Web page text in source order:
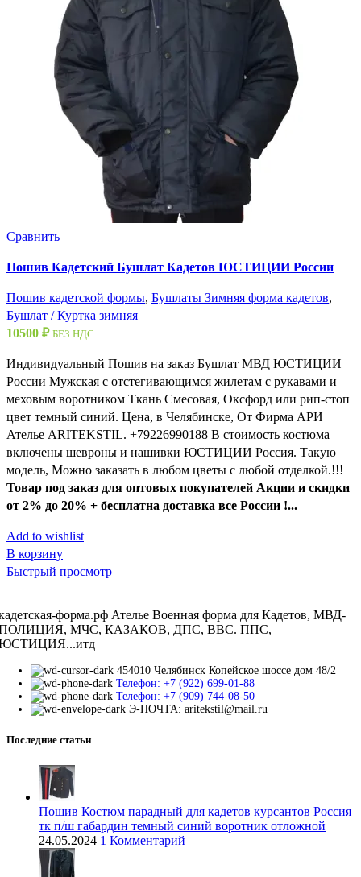
Сравнить
Пошив Кадетский Бушлат Кадетов ЮСТИЦИИ России
Пошив кадетской формы, Бушлаты Зимняя форма кадетов,
Бушлат / Куртка зимняя
10500 ₽ БЕЗ НДС
Индивидуальный Пошив на заказ Бушлат МВД ЮСТИЦИИ
России Мужская с отстегивающимся жилетам с рукавами и
меховым воротником Ткань Смесовая, Оксфорд или рип-стоп
цвет темный синий. Цена, в Челябинске, От Фирма АРИ
Ателье ARITEKSTIL. +79226990188 В стоимость костюма
включены шевроны и нашивки ЮСТИЦИИ Россия. Такую
модель, Mожно заказать в любом цветы с любой отделкой.!!!
Товар под заказ для оптовых покупателей Акции и скидки
от 2% до 20% + бесплатна доставка все России !...
Add to wishlist
В корзину
Быстрый просмотр
форма.рф Ателье Военная форма для Кадетов, МВД-
МЧС, КАЗАКОВ, ДПС, ВВС. ППС,
454010 Челябинск Копейское шоссе дом 48/2
Телефон: +7 (922) 699-01-88
Телефон: +7 (909) 744-08-50
Э-ПОЧТА: aritekstil@mail.ru
Последние статьи
Пошив Костюм парадный для кадетов курсантов Россия
тк п/ш габардин темный синий воротник отложной
24.05.2024 1 Комментарий